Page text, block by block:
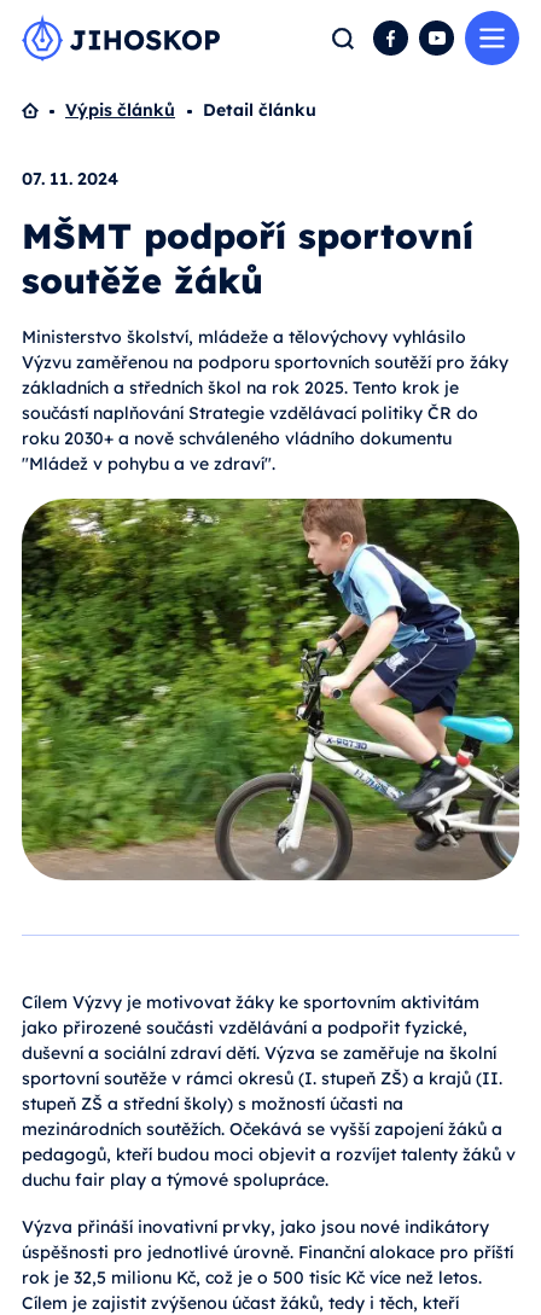
Hledat FacebookYouTube
Domů
Výpis článků Detail článku
07. 11. 2024
MŠMT podpoří sportovní
soutěže žáků
Ministerstvo školství, mládeže a tělovýchovy vyhlásilo
Výzvu zaměřenou na podporu sportovních soutěží pro žáky
základních a středních škol na rok 2025. Tento krok je
součástí naplňování Strategie vzdělávací politiky ČR do
roku 2030+ a nově schváleného vládního dokumentu
"Mládež v pohybu a ve zdraví".
Cílem Výzvy je motivovat žáky ke sportovním aktivitám
jako přirozené součásti vzdělávání a podpořit fyzické,
duševní a sociální zdraví dětí. Výzva se zaměřuje na školní
sportovní soutěže v rámci okresů (I. stupeň ZŠ) a krajů (II.
stupeň ZŠ a střední školy) s možností účasti na
mezinárodních soutěžích. Očekává se vyšší zapojení žáků a
pedagogů, kteří budou moci objevit a rozvíjet talenty žáků v
duchu fair play a týmové spolupráce.
Výzva přináší inovativní prvky, jako jsou nové indikátory
úspěšnosti pro jednotlivé úrovně. Finanční alokace pro příští
rok je 32,5 milionu Kč, což je o 500 tisíc Kč více než letos.
Cílem je zajistit zvýšenou účast žáků, tedy i těch, kteří